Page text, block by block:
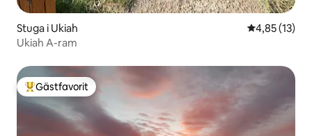
Stuga i Ukiah 4,85 av 5 i
4,85 (13)
Ukiah A-ram
Populär gästfavorit
Gästfavorit